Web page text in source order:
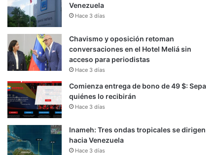
Venezuela
Hace 3 días
Chavismo y oposición retoman
conversaciones en el Hotel Meliá sin
acceso para periodistas
Hace 3 días
Comienza entrega de bono de 49 $: Sepa
quiénes lo recibirán
Hace 3 días
Inameh: Tres ondas tropicales se dirigen
hacia Venezuela
Hace 3 días